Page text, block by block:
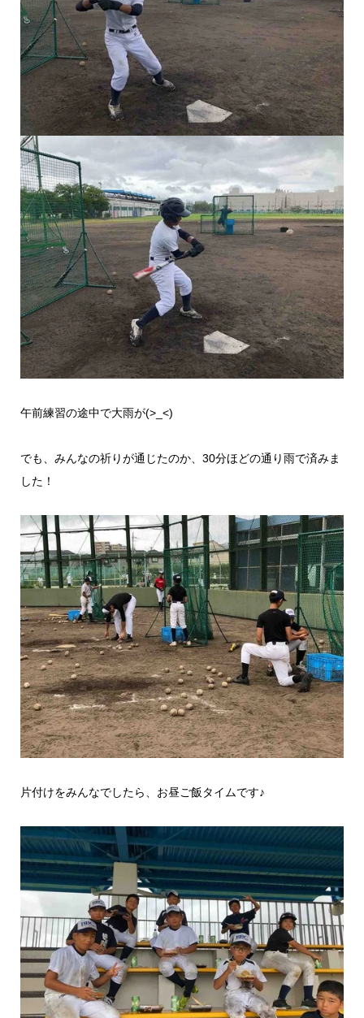
午前練習の途中で大雨が(>_<)
でも、みんなの祈りが通じたのか、30分ほどの通り雨で済みま
した！
片付けをみんなでしたら、お昼ご飯タイムです♪